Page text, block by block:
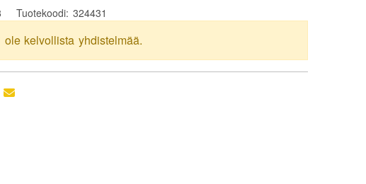
Tuotekoodi: 324431
kelvollista yhdistelmää.